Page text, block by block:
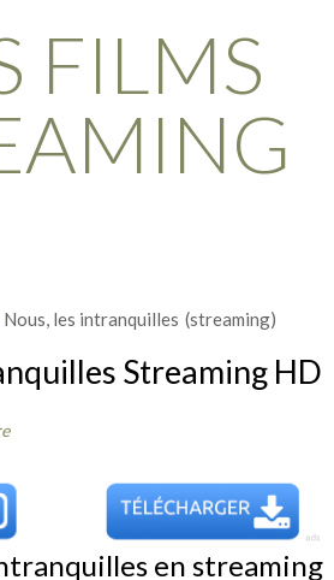
FILMS
Nous, les intranquilles (streaming)
Streaming HD
en streaming